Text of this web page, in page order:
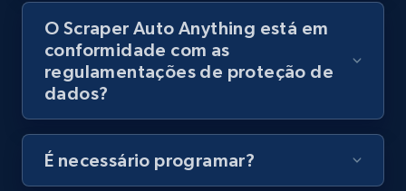
Youtube - Videos posts - Discovery videos
by podcast url
Video length, Likes, Views, and more.
8.1K+ 716+ Comece grátis
O Scraper Auto Anything está em
conformidade com as
regulamentações de proteção de
dados?
É necessário programar?